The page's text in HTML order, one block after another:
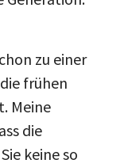
zu einer
frühen
Meine
die
keine so